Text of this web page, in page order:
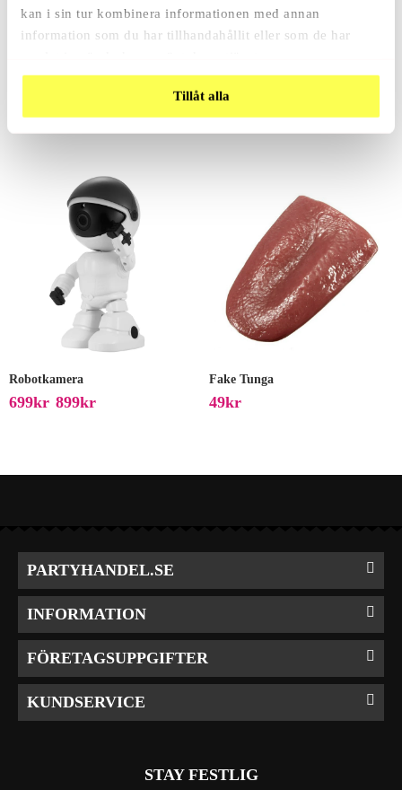
kan i sin tur kombinera informationen med annan
information som du har tillhandahållit eller som de har
Tillåt allaFinger Prank
79Kr
Robotkamera
699Kr 899Kr
Fake Tunga
49Kr
PARTYHANDEL.SE
INFORMATION
FÖRETAGSUPPGIFTER
KUNDSERVICE
STAY FESTLIG